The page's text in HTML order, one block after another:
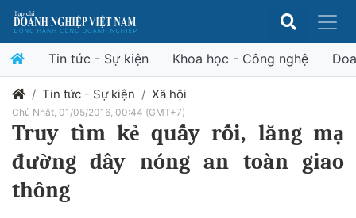
Tin tức - Sự kiện Khoa học - Công nghệ
Tin tức - Sự kiện Xã hội
Chủ Nhật, 01/05/2016, 00:44 (GMT+7)
Truy tìm kẻ quấy rối, lăng mạ
đường dây nóng an toàn giao
thông